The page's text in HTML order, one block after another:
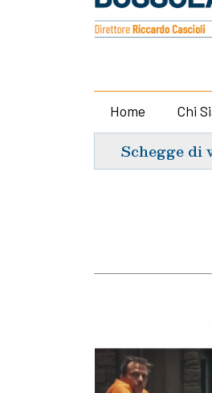
Home Chi
Schegge di